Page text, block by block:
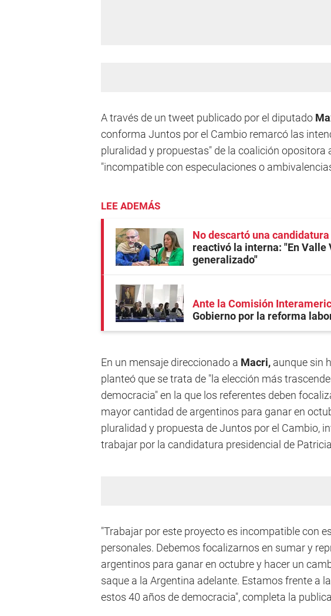
A través de un tweet publicado por el diputado
conforma Juntos por el Cambio remarcó las
pluralidad y propuestas" de la coalición opositora
"incompatible con especulaciones o
LEE ADEMÁS
No descartó una
reactivó la interna: "En Valle
generalizado"
Ante la Comisión
Gobierno por la reforma
En un mensaje direccionado a Macri, aunque sin
planteó que se trata de "la elección más
democracia" en la que los referentes deben
mayor cantidad de argentinos para ganar en
pluralidad y propuesta de Juntos por el Cambio,
trabajar por la candidatura presidencial de
"Trabajar por este proyecto es incompatible con
personales. Debemos focalizarnos en sumar y
argentinos para ganar en octubre y hacer un
saque a la Argentina adelante. Estamos frente a
estos 40 años de democracia", completa la